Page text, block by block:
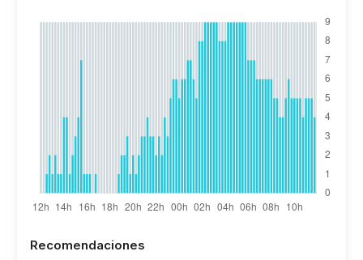
Recomendaciones